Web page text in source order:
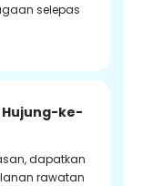
selepas
Hujung-ke-
dapatkan
rawatan